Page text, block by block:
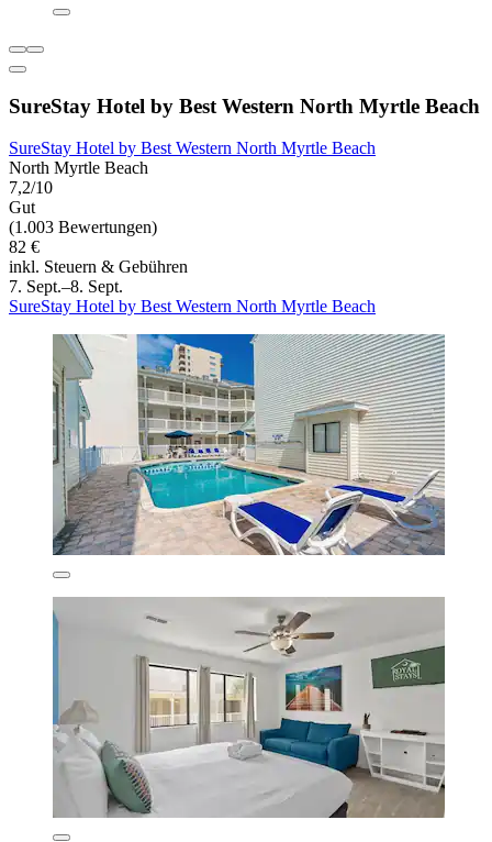
SureStay Hotel by Best Western North Myrtle Beach
SureStay Hotel by Best Western North Myrtle Beach
North Myrtle Beach
7,2/10
Gut
(1.003 Bewertungen)
82 €
inkl. Steuern & Gebühren
7. Sept.–8. Sept.
SureStay Hotel by Best Western North Myrtle Beach